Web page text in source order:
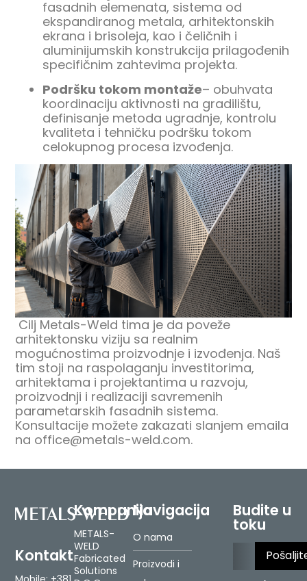
fasadnih elemenata, sistema od
ekspandiranog metala, arhitektonskih
ekrana i brisoleja, kao i čeličnih i
aluminijumskih konstrukcija prilagođenih
specifičnim zahtevima projekta.
Podršku tokom montaže– obuhvata
koordinaciju aktivnosti na gradilištu,
definisanje metoda ugradnje, kontrolu
kvaliteta i tehničku podršku tokom
celokupnog procesa izvođenja.
Cilj Metals-Weld tima je da poveže
arhitektonsku viziju sa realnim
mogućnostima proizvodnje i izvođenja. Naš
tim stoji na raspolaganju investitorima,
arhitektama i projektantima u razvoju,
proizvodnji i realizaciji savremenih
parametarskih fasadnih sistema.
Konsultacije možete zakazati slanjem emaila
na office@metals-weld.com.
Kontakt
Kompanija
METALS-
WELD
Fabricated
Solutions
Navigacija
O nama
Proizvodi i
Budite u
toku
Please